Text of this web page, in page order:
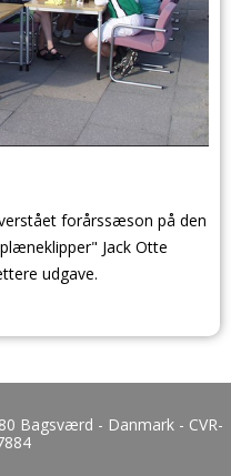
forårssæson på den
Jack Otte
udgave.
Bagsværd - Danmark - CVR-